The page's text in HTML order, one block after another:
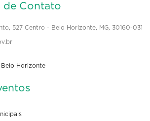
de Contato
527 Centro - Belo Horizonte, MG, 30160-031
Belo Horizonte